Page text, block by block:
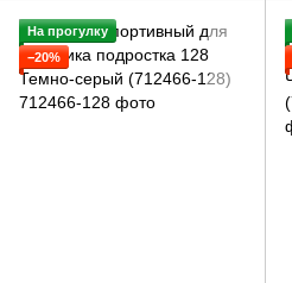
На прогулку
−20%